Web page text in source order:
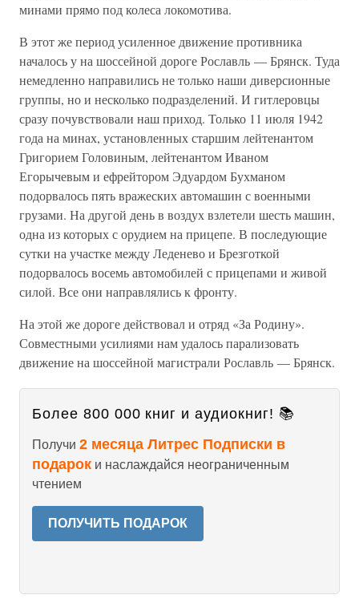
минами прямо под колеса локомотива.
В этот же период усиленное движение противника
началось у на шоссейной дороге Рославль — Брянск. Туда
немедленно направились не только наши диверсионные
группы, но и несколько подразделений. И гитлеровцы
сразу почувствовали наш приход. Только 11 июля 1942
года на минах, установленных старшим лейтенантом
Григорием Головиным, лейтенантом Иваном
Егорычевым и ефрейтором Эдуардом Бухманом
подорвалось пять вражеских автомашин с военными
грузами. На другой день в воздух взлетели шесть машин,
одна из которых с орудием на прицепе. В последующие
сутки на участке между Леденево и Брезготкой
подорвалось восемь автомобилей с прицепами и живой
силой. Все они направлялись к фронту.
На этой же дороге действовал и отряд «За Родину».
Совместными усилиями нам удалось парализовать
движение на шоссейной магистрали Рославль — Брянск.
Более 800 000 книг и аудиокниг! 📚
Получи 2 месяца Литрес Подписки в
подарок и наслаждайся неограниченным
чтением
ПОЛУЧИТЬ ПОДАРОК